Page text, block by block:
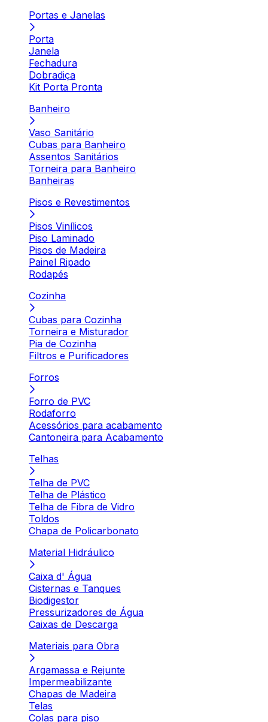
Portas e Janelas
Porta
Janela
Fechadura
Dobradiça
Kit Porta Pronta
Banheiro
Vaso Sanitário
Cubas para Banheiro
Assentos Sanitários
Torneira para Banheiro
Banheiras
Pisos e Revestimentos
Pisos Vinílicos
Piso Laminado
Pisos de Madeira
Painel Ripado
Rodapés
Cozinha
Cubas para Cozinha
Torneira e Misturador
Pia de Cozinha
Filtros e Purificadores
Forros
Forro de PVC
Rodaforro
Acessórios para acabamento
Cantoneira para Acabamento
Telhas
Telha de PVC
Telha de Plástico
Telha de Fibra de Vidro
Toldos
Chapa de Policarbonato
Material Hidráulico
Caixa d' Água
Cisternas e Tanques
Biodigestor
Pressurizadores de Água
Caixas de Descarga
Materiais para Obra
Argamassa e Rejunte
Impermeabilizante
Chapas de Madeira
Telas
Colas para piso